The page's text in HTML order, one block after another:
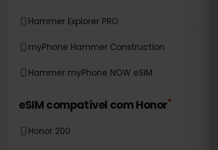
Hammer Explorer PRO
myPhone Hammer Construction
Hammer myPhone NOW eSIM
eSIM compatível comHonor*
Honor 200